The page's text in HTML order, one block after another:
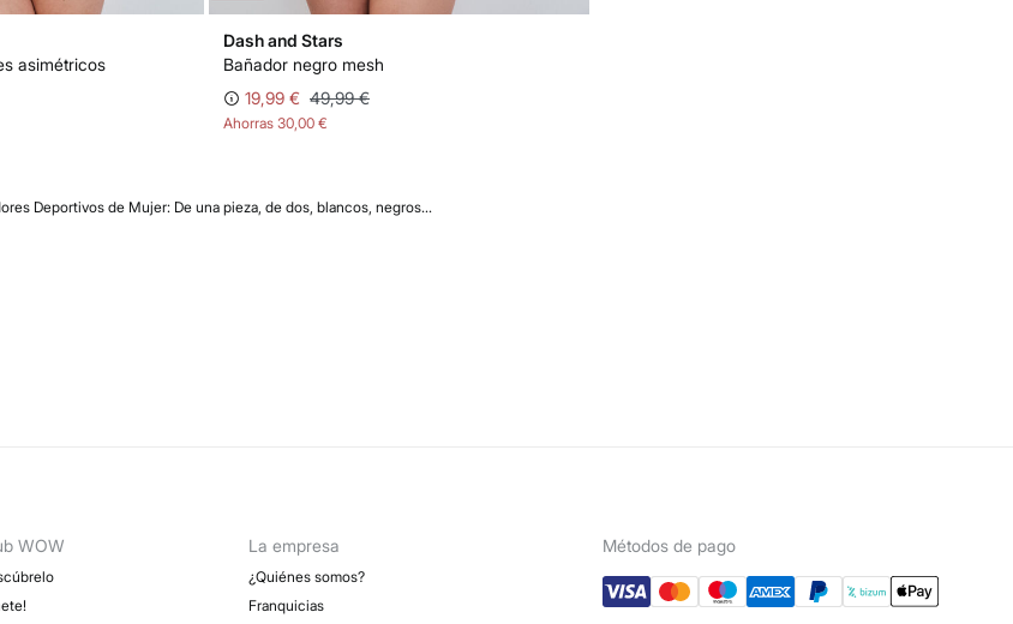
asimétricos
Dash and Stars
Bañador negro mesh
19,99 € 49,99 €
Ahorras 30,00 €
Deportivos de Mujer: De una pieza, de dos, blancos, negros...
WOW La empresa
¿Quiénes somos?
Franquicias
Métodos de pago